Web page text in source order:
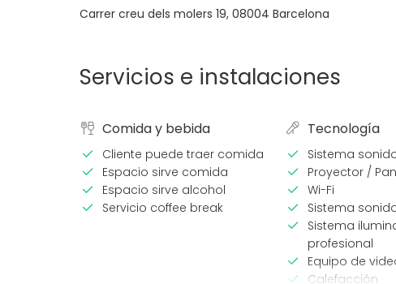
Carrer creu dels molers 19, 08004 Barcelona
Servicios e instalaciones
Comida y bebida
Cliente puede traer comida
Espacio sirve comida
Espacio sirve alcohol
Servicio coffee break
Tecnología
Sistema
Proyector /
Wi-Fi
Sistema
Sistema
profesional
Equipo de
Calefacción